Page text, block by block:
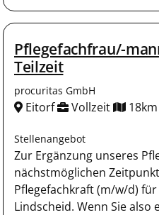
Pflegefachfrau/-
Teilzeit
procuritas GmbH
Eitorf Vollzeit 18km
Stellenangebot
Zur Ergänzung unseres
nächstmöglichen
Pflegefachkraft (m/w/d)
Lindscheid. Wenn Sie